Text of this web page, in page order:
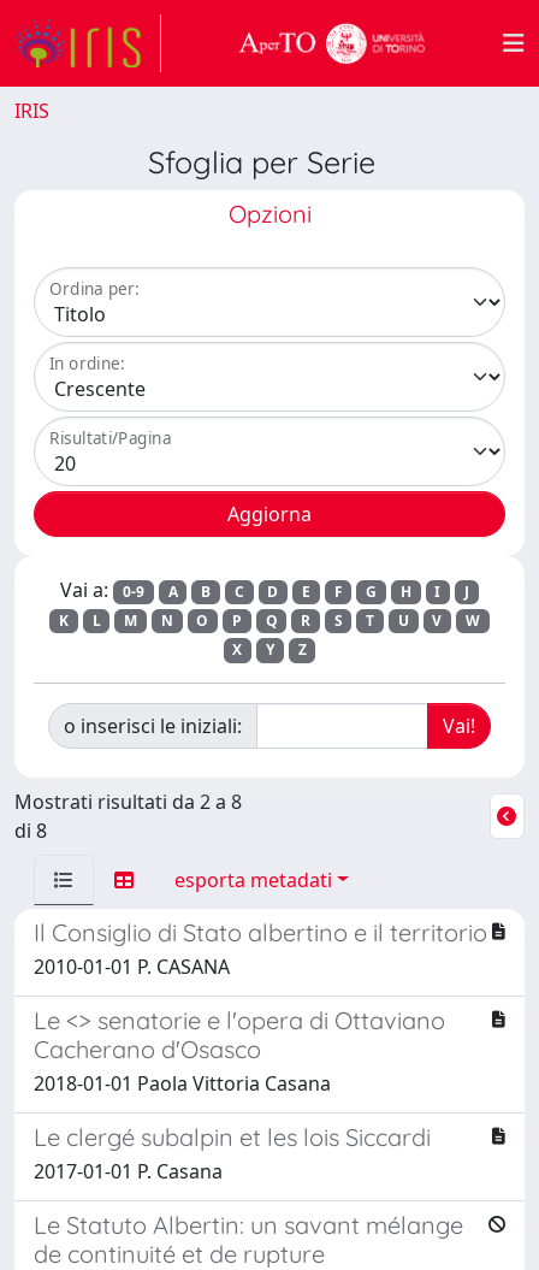
IRIS
Sfoglia per Serie
Opzioni
Ordina per:
In ordine:
Risultati/Pagina
Vai a: 0-9 A B C D E F G H I
J
K
L M N O P Q R S T U V
W
X
Y Z
o inserisci le iniziali:
Mostrati risultati da 2 a 8
di 8
esporta metadati
Il Consiglio di Stato albertino e il territorio
2010-01-01 P. CASANA
Le <> senatorie e l'opera di Ottaviano
Cacherano d'Osasco
2018-01-01 Paola Vittoria Casana
Le clergé subalpin et les lois Siccardi
2017-01-01 P. Casana
Le Statuto Albertin: un savant mélange
de continuité et de rupture